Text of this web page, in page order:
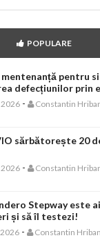
POPULARE
pentru
defecțiunilor prin
2026 - Constantin
sărbătorește 20
2026 - Constantin
Stepway este
și să îl testezi!
- Constantin Hriban